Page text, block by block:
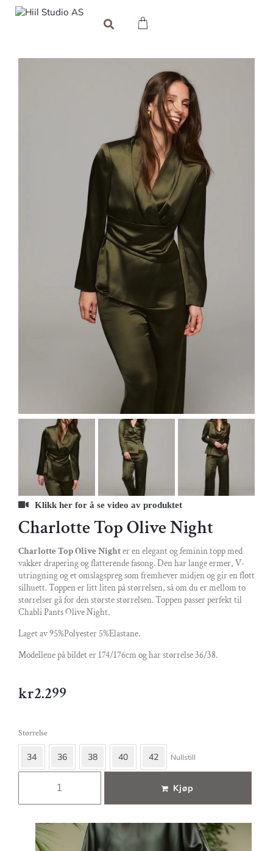
Charlotte Top Olive Night
Charlotte Top Olive Nighter en elegant og feminin topp med
vakker drapering og flatterende fasong. Den har lange ermer, V-
utringning og et omslagspreg som fremhever midjen og gir en flott
silhuett. Toppen er litt liten på størrelsen, så om du er mellom to
størrelser gå for den største størrelsen. Toppen passer perfekt til
Chabli Pants Olive Night.
Laget av 95%Polyester 5%Elastane.
Modellene på bildet er 174/176cm og har størrelse 36/38.
kr2.299
Størrelse
34 36 38 40 42 Nullstill
Kjøp